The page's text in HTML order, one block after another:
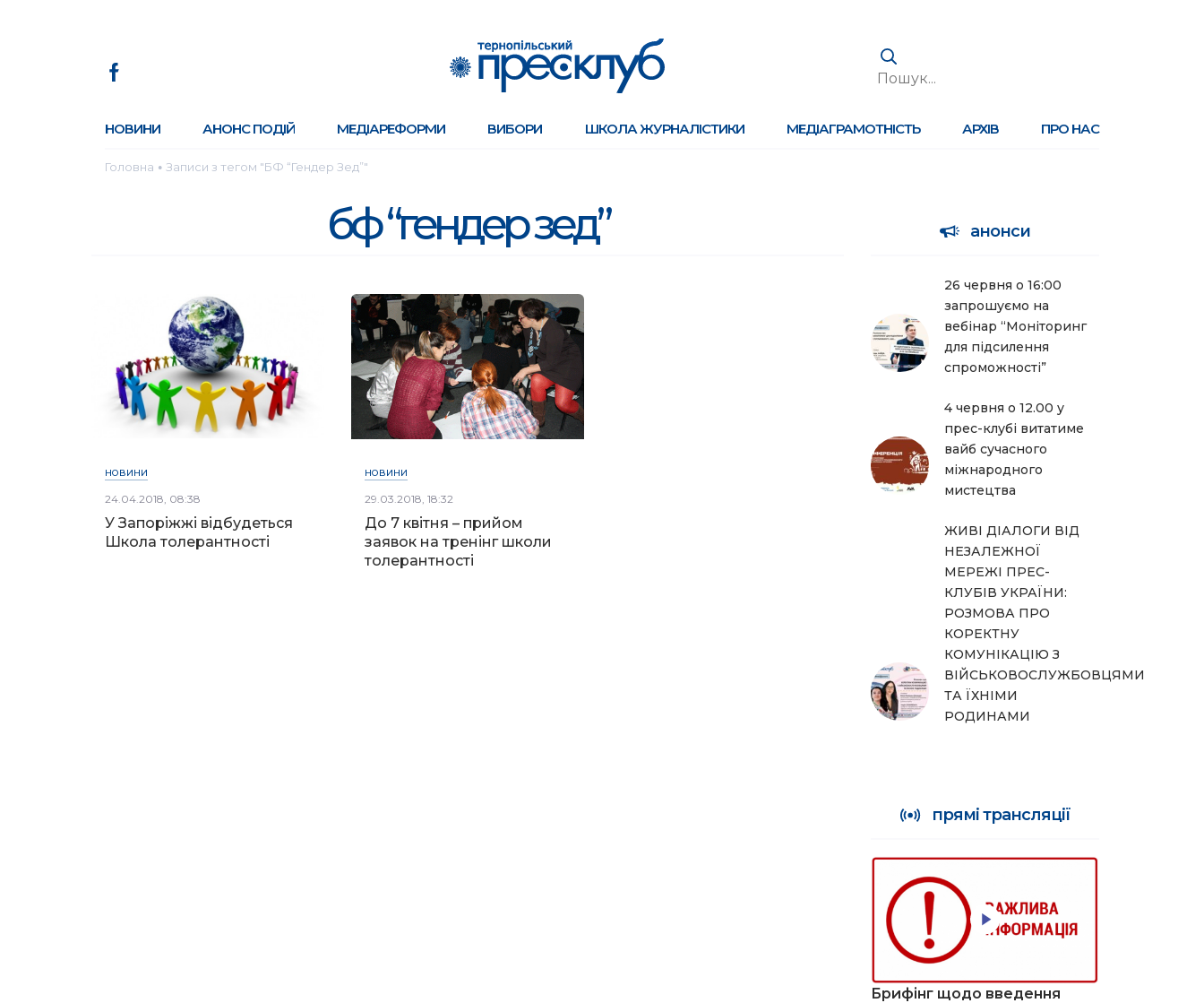
НОВИНИ АНОНС ПОДІЙ МЕДІАРЕФОРМИ ВИБОРИ ШКОЛА ЖУРНАЛІСТИКИ МЕДІАГРАМОТНІСТЬ АРХІВ ПРО НАС
Головна ● Записи з тегом "БФ “Гендер Зед”"
бф “гендер зед”
НОВИНИ
24.04.2018, 08:38
У Запоріжжі відбудеться
Школа толерантності
НОВИНИ
29.03.2018, 18:32
До 7 квітня – прийом
заявок на тренінг школи
толерантності
анонси
26 червня о 16:00
запрошуємо на
вебінар “Моніторинг
для підсилення
спроможності”
4 червня о 12.00 у
прес-клубі витатиме
вайб сучасного
міжнародного
мистецтва
ЖИВІ ДІАЛОГИ ВІД
НЕЗАЛЕЖНОЇ
МЕРЕЖІ ПРЕС-
КЛУБІВ УКРАЇНИ:
РОЗМОВА ПРО
КОРЕКТНУ
КОМУНІКАЦІЮ З
ВІЙСЬКОВОСЛУЖБОВЦЯМИ
ТА ЇХНІМИ
РОДИНАМИ
прямі трансляції
Брифінг щодо введення